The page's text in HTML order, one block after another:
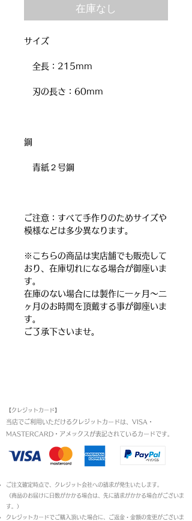
在庫なし
サイズ
全長：215mm
刃の長さ：60mm
鋼
青紙２号鋼
ご注意：すべて手作りのためサイズや
模様などは多少異なります。
※こちらの商品は実店舗でも販売して
おり、在庫切れになる場合が御座いま
す。
在庫のない場合には製作に一ヶ月～二
ヶ月のお時間を頂戴する事が御座いま
す。
ご了承下さいませ。
【クレジットカード】
当店でご利用いただけるクレジットカードは、VISA・
MASTERCARD・アメックスが表記されているカードです。​
ご注文確定時点で、クレジット会社への請求が発生いたします。
（商品のお届けに日数がかかる場合は、先に請求がかかる場合がございま
す。）
クレジットカードでご購入頂いた場合に、ご返金・金額の変更がございま